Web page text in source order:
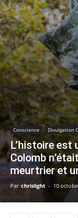
Conscience Divulgation
L’histoire est
Colomb
meurtrier et
Par chrislight - 10